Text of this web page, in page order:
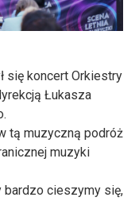
się koncert Orkiestry
Łukasza
tą muzyczną podróż
muzyki
bardzo cieszymy się,